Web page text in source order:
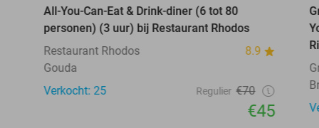
All-You-Can-Eat & Drink-diner (6 tot 80
personen) (3 uur) bij Restaurant Rhodos
Restaurant Rhodos
8.9
Gouda
Verkocht: 25
Regulier €70
€45